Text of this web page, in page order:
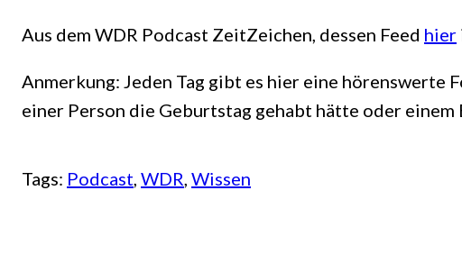
Aus dem WDR Podcast ZeitZeichen, dessen Feed hier
Anmerkung: Jeden Tag gibt es hier eine hörenswerte
einer Person die Geburtstag gehabt hätte oder
Tags: Podcast, WDR, Wissen